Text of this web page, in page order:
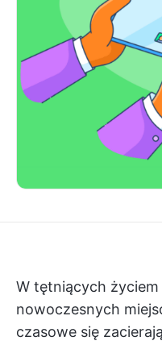
W tętniących
nowoczesnych
czasowe się